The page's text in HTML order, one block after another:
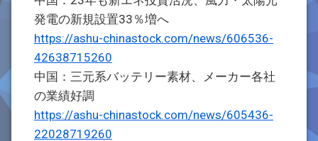
発電の新規設置33％増へ
https://ashu-chinastock.com/news/606536-
42638715260
中国：三元系バッテリー素材、メーカー各社
の業績好調
https://ashu-chinastock.com/news/605436-
22028719260